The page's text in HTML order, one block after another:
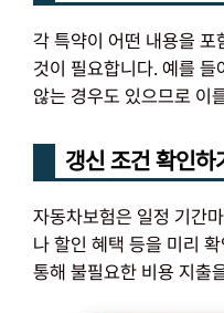
각 특약이 어떤 내용을 포
것이 필요합니다. 예를 들
않는 경우도 있으므로 이
갱신 조건 확인하
자동차보험은 일정 기간
나 할인 혜택 등을 미리
통해 불필요한 비용 지출